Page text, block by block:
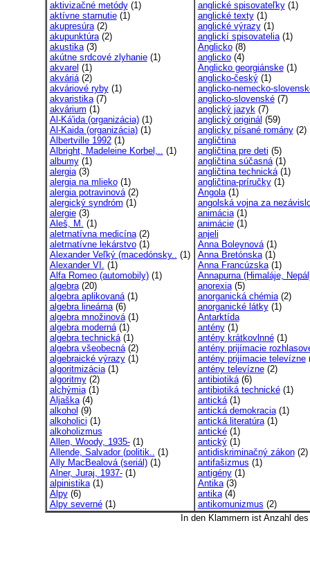
aktivizačné metódy(1)
aktívne starnutie(1)
akupresúra(2)
akupunktúra(2)
akustika(3)
akútne srdcové zlyhanie(1)
akvarel (1)
akváriá(2)
akváriové ryby(1)
akvaristika(7)
akvárium (1)
Al-Ká'ida (organizácia)(1)
Al-Kaida (organizácia)(1)
Albertville 1992(1)
Albright, Madeleine Korbel,.. (1)
albumy(1)
alergia(3)
alergia na mlieko(1)
alergia potravinová(2)
alergický syndróm (1)
alergie(3)
Aleš, M. (1)
aletrnatívna medicína(2)
aletrnatívne lekárstvo(1)
Alexander Veľký (macedónsky.. (1)
Alexander VI. (1)
Alfa Romeo (automobily)(1)
algebra(20)
algebra aplikovaná(1)
algebra lineárna(6)
algebra množinová(1)
algebra moderná(1)
algebra technická(1)
algebra všeobecná(2)
algebraické výrazy(1)
algoritmizácia(1)
algoritmy(2)
alchýmia(1)
Aljaška(4)
alkohol (9)
alkoholici (1)
alkoholizmus
Allen, Woody, 1935-(1)
Allende, Salvador (politik.. (1)
Ally MacBealová (seriál)(1)
Alner, Juraj, 1937-(1)
alpinistika(1)
Alpy(6)
Alpy severné(1)
anglické spisovateľky(1)
anglické texty(1)
anglické výrazy(1)
anglickí spisovatelia(1)
Anglicko(8)
anglicko(4)
Anglicko georgiánske(1)
anglicko-český(1)
anglicko-nemecko-
anglicko-slovenské(7)
anglický jazyk(7)
anglický originál (59)
anglicky písané romány(2)
angličtina
angličtina pre deti (5)
angličtina súčasná(1)
angličtina technická(1)
angličtina-príručky(1)
Angola(1)
angolská vojna za
animácia(1)
animácie(1)
anjeli
Anna Boleynová(1)
Anna Bretónska(1)
Anna Francúzska(1)
Annapurna (Himaláje,
anorexia(5)
anorganická chémia(2)
anorganické látky(1)
Antarktída
antény(1)
antény krátkovlnné(1)
antény prijímacie
antény prijímacie televízne
antény televízne(2)
antibiotiká(6)
antibiotiká technické(1)
antická(1)
antická demokracia(1)
antická literatúra(1)
antické(1)
antický(1)
antidiskriminačný zákon(2)
antifašizmus (1)
antigény(1)
Antika(3)
antika(4)
antikomunizmus (2)
In den Klammern ist Anzahl